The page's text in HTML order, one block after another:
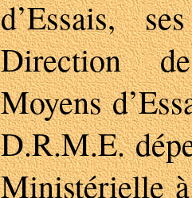
d’Essais,
Direction
Moyens
D.R.M.E.
Ministérielle